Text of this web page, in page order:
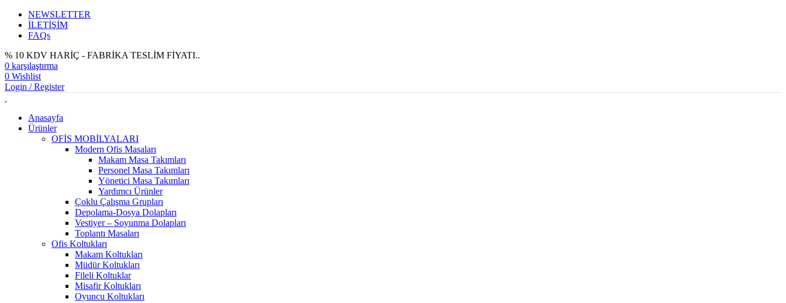
NEWSLETTER
İLETİŞİM
FAQs
% 10 KDV HARİÇ - FABRİKA TESLİM FİYATI..
0 karşılaştırma
0 Wishlist
Login / Register
Anasayfa
Ürünler
OFİS MOBİLYALARI
Modern Ofis Masaları
Makam Masa Takımları
Personel Masa Takımları
Yönetici Masa Takımları
Yardımcı Ürünler
Çoklu Çalışma Grupları
Depolama-Dosya Dolapları
Vestiyer – Soyunma Dolapları
Toplantı Masaları
Ofis Koltukları
Makam Koltukları
Müdür Koltukları
Fileli Koltuklar
Misafir Koltukları
Oyuncu Koltukları